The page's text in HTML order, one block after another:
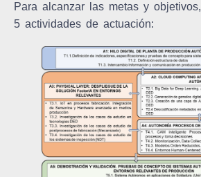
Para alcanzar las metas y objetivos,
5 actividades de actuación: